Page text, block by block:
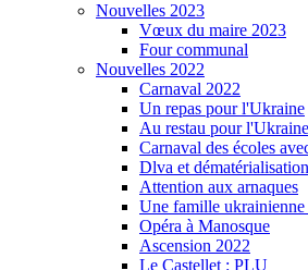
Nouvelles 2023
Vœux du maire 2023
Four communal
Nouvelles 2022
Carnaval 2022
Un repas pour l'Ukraine
Au restau pour l'Ukraine
Carnaval des écoles
Dlva et
Attention aux arnaques
Une famille ukrainienne
Opéra à Manosque
Ascension 2022
Le Castellet : PLU